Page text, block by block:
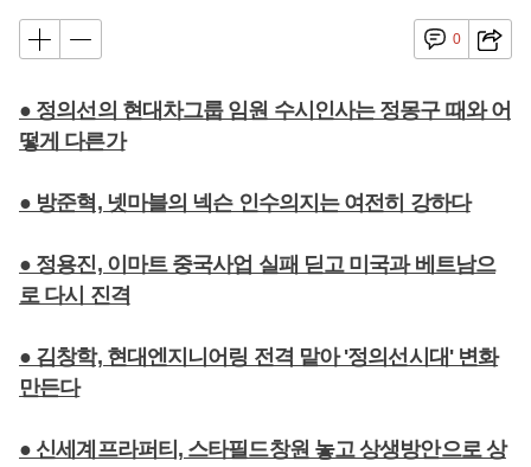
0
● 정의선의 현대차그룹 임원 수시인사는 정몽구 때와 어
떻게 다른가
● 방준혁, 넷마블의 넥슨 인수의지는 여전히 강하다
● 정용진, 이마트 중국사업 실패 딛고 미국과 베트남으
로 다시 진격
● 김창학, 현대엔지니어링 전격 맡아 '정의선시대' 변화
만든다
● 신세계프라퍼티, 스타필드창원 놓고 상생방안으로 상